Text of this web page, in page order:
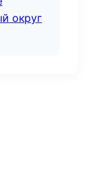
округ